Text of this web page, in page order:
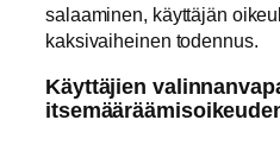
salaaminen, käyttäjän
kaksivaiheinen todennus.
Käyttäjien